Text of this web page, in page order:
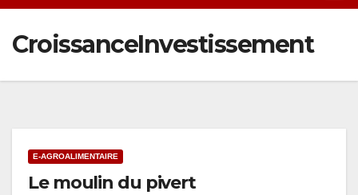
CroissanceInvestissement
E-AGROALIMENTAIRE
Le moulin du pivert